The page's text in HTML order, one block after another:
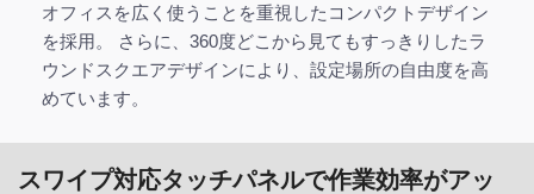
オフィスを広く使うことを重視したコンパクトデザイン
を採用。 さらに、360度どこから見てもすっきりしたラ
ウンドスクエアデザインにより、設定場所の自由度を高
めています。
スワイプ対応タッチパネルで作業効率がアッ